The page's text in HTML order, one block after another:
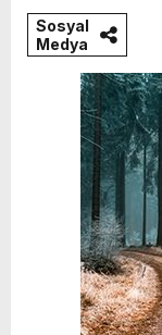
Sosyal
Medya